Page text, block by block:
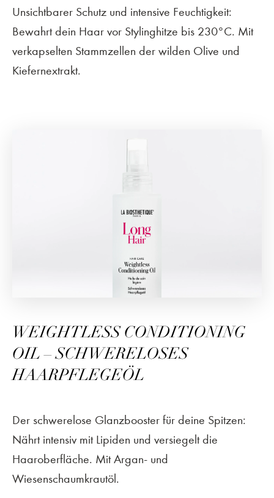
Unsichtbarer Schutz und intensive Feuchtigkeit:
Bewahrt dein Haar vor Stylinghitze bis 230°C. Mit
verkapselten Stammzellen der wilden Olive und
Kiefernextrakt.
WEIGHTLESS CONDITIONING
OIL – SCHWERELOSES
HAARPFLEGEÖL
Der schwerelose Glanzbooster für deine Spitzen:
Nährt intensiv mit Lipiden und versiegelt die
Haaroberfläche. Mit Argan- und
Wiesenschaumkrautöl.